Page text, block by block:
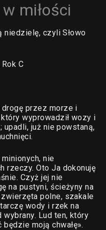
miłości
niedzielę, czyli Słowo
C
drogę przez morze i
wyprowadził wozy i
już nie powstaną,
nie
rzeczy. Oto Ja dokonuję
Czyż jej nie
na pustyni, ścieżyny na
polne, szakale
wody i rzek na
Lud ten, który
moją chwałę».